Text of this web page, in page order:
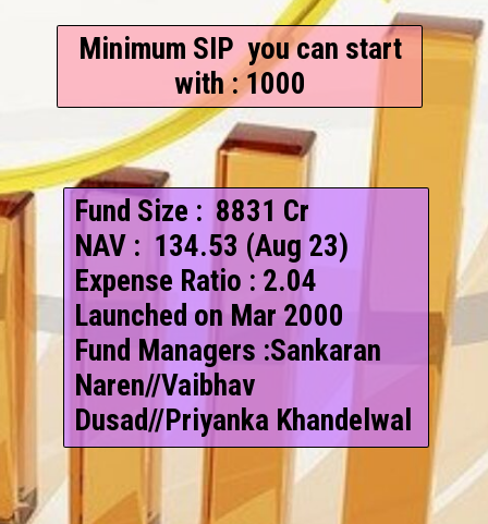
Fund Size : ₹ 8831 Cr
NAV : ₹ 134.53 (Aug 23)
Expense Ratio : 2.04
Launched on Mar 2000
Fund Managers :Sankaran
Naren//Vaibhav
Dusad//Priyanka Khandelwal
Minimum SIP you can start
with : 1000